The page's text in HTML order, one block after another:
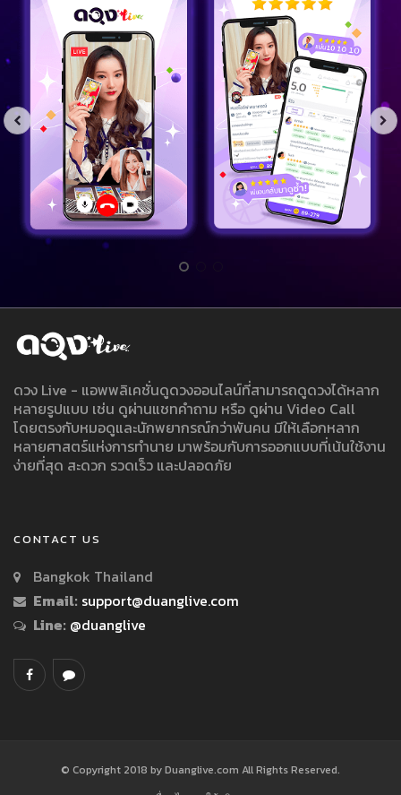
ดวง Live - แอพพลิเคชั่นดูดวงออนไลน์ที่สามารถดูดวงได้หลาก
หลายรูปแบบ เช่น ดูผ่านแชทคำถาม หรือ ดูผ่าน Video Call
โดยตรงกับหมอดูและนักพยากรณ์กว่าพันคน มีให้เลือกหลาก
หลายศาสตร์แห่งการทำนาย มาพร้อมกับการออกแบบที่เน้นใช้งาน
ง่ายที่สุด สะดวก รวดเร็ว และปลอดภัย
CONTACT US
Bangkok Thailand
Email: support@duanglive.com
Line: @duanglive
© Copyright 2018 by Duanglive.com All Rights Reserved.